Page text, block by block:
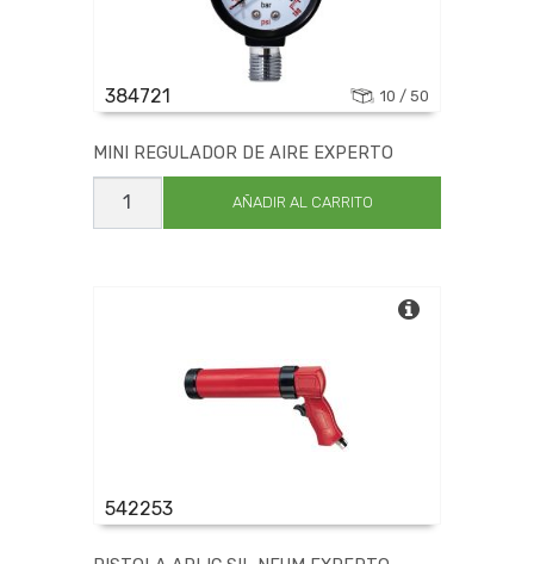
384721 10 / 50
MINI REGULADOR DE AIRE EXPERTO
MINI
REGULADOR
DE
AÑADIR AL CARRITO
542253